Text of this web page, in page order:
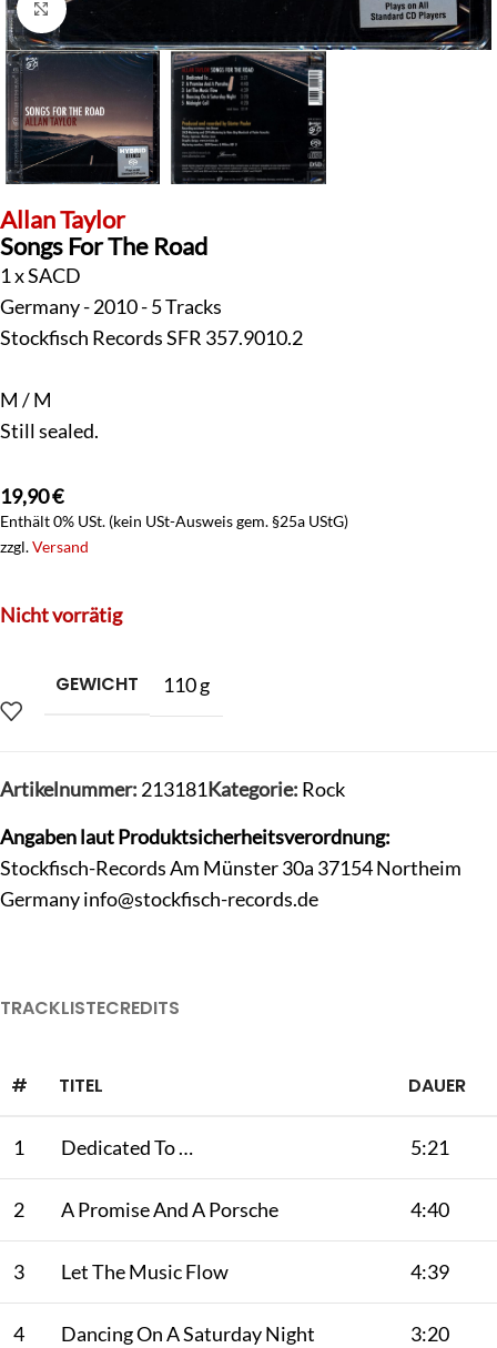
Klick zum Vergrößern
Allan Taylor
Songs For The Road
1 x SACD
Germany - 2010 - 5 Tracks
Stockfisch Records SFR 357.9010.2
M / M
Still sealed.
19,90€
Enthält 0% USt. (kein USt-Ausweis gem. §25a UStG)
zzgl.Versand
Nicht vorrätig
GEWICHT 110 g
Artikelnummer: 213181Kategorie: Rock
Angaben laut Produktsicherheitsverordnung:
Stockfisch-Records Am Münster 30a 37154 Northeim
Germanyinfo@stockfisch-records.de
TRACKLISTECREDITS
# TITEL DAUER
1 Dedicated To … 5:21
2 A Promise And A Porsche 4:40
3 Let The Music Flow 4:39
4 Dancing On A Saturday Night 3:20